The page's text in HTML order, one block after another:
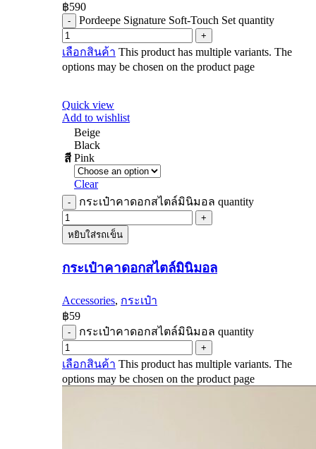
฿590
Pordeepe Signature Soft-Touch Set quantity
เลือกสินค้า This product has multiple variants. The
options may be chosen on the product page
Quick view
Add to wishlist
สี
Beige
Black
Pink
Clear
กระเป๋าคาดอกสไตล์มินิมอล quantity
หยิบใส่รถเข็น
กระเป๋าคาดอกสไตล์มินิมอล
Accessories, กระเป๋า
฿59
กระเป๋าคาดอกสไตล์มินิมอล quantity
เลือกสินค้า This product has multiple variants. The
options may be chosen on the product page